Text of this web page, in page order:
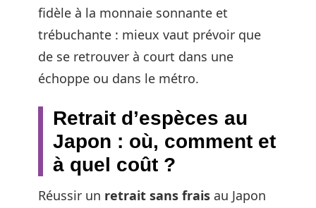
fidèle à la monnaie sonnante et
trébuchante : mieux vaut prévoir que
de se retrouver à court dans une
échoppe ou dans le métro.
Retrait d’espèces au
Japon : où, comment et
à quel coût ?
Réussir un retrait sans frais au Japon